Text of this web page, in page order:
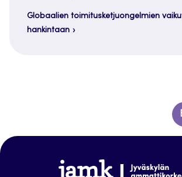
Globaalien toimitusketjuongelmien
hankintaan
www.jamk.fi